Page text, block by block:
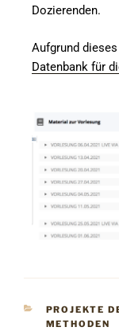
Dozierenden.
Aufgrund
Datenbank für
PROJEKTE
METHODEN